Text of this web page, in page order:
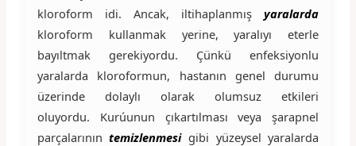
kloroform idi. Ancak, iltihaplanmışyaralarda
kloroform kullanmak yerine, yaralıyı eterle
bayıltmak gerekiyordu. Çünkü enfeksiyonlu
yaralarda kloroformun, hastanın genel durumu
üzerinde dolaylı olarak olumsuz etkileri
oluyordu. Kurúunun çıkartılması veya şarapnel
parçalarınıntemizlenmesi gibi yüzeysel yaralarda